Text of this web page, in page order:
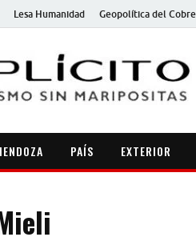
Lesa Humanidad Geopolítica del Cobre
PAÍS EXTERIOR